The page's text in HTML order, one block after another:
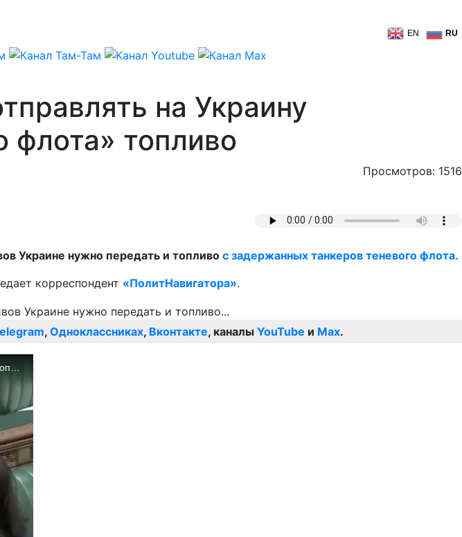
EN RU
на Украину
флота» топливо
Просмотров: 1516
Украине нужно передать и топливос задержанных танкеров теневого флота.
корреспондент «ПолитНавигатора».
, Одноклассниках, Вконтакте, каналы YouTube и Max.